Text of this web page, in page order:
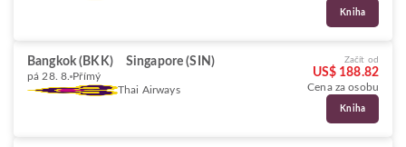
Kniha
Bangkok (BKK) Singapore (SIN)
pá 28. 8. Přímý
Thai Airways
Začít od
US$ 188.82
Cena za osobu
Kniha